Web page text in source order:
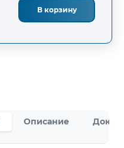
В корзину
Описание